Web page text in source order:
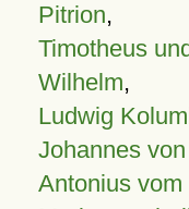
Pitrion,
Timotheus
Wilhelm,
Ludwig
Johannes
Antonius